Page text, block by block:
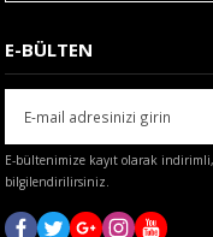
E-BÜLTEN
E-bültenimize kayıt olarak indirimli,
bilgilendirilirsiniz.